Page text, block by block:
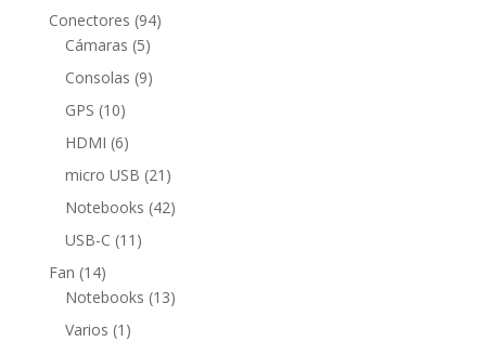
productos
Conectores 9494
Cámaras 55
productos
Consolas 99
GPS 1010
productos
HDMI 66
productos
micro USB 21 21
productos
Notebooks 4242
USB-C 11 11
Fan 1414
productos
Notebooks 1313
Varios 1 1